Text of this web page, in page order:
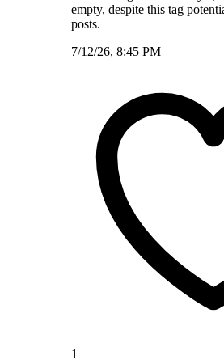
empty, despite this tag
posts.
7/12/26, 8:45 PM
1